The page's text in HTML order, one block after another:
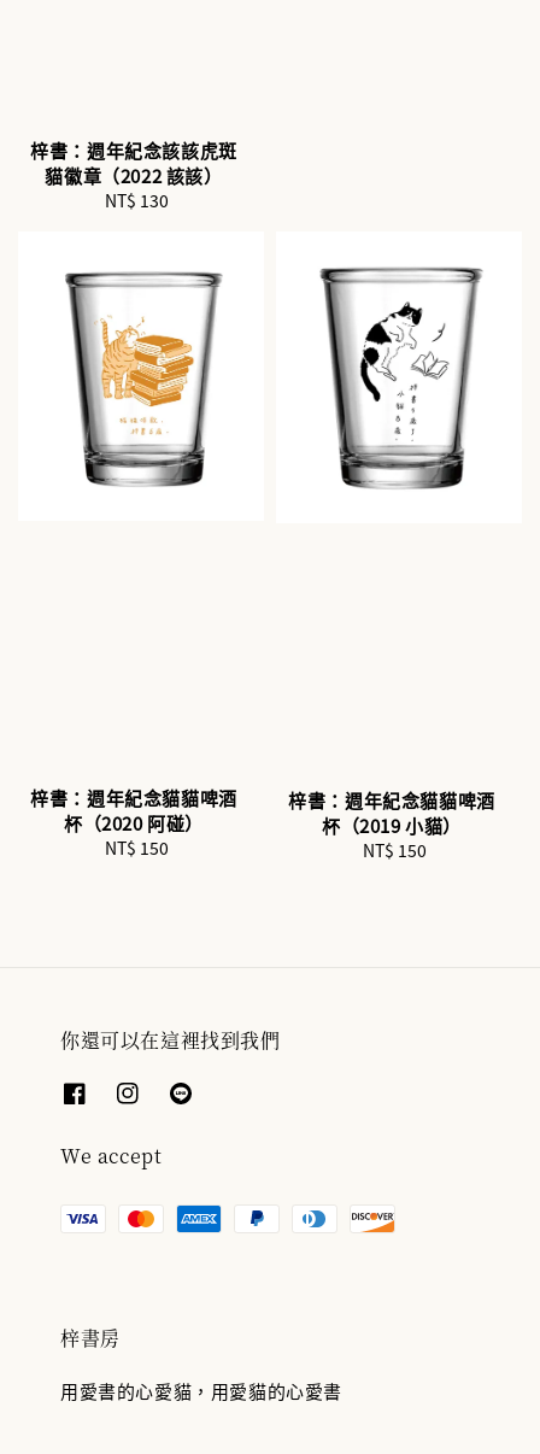
梓書：週年紀念該該虎斑
貓徽章（2022 該該）
Regular
NT$ 130
梓書：週年紀念貓貓啤酒
杯（2020 阿碰）
Regular
NT$ 150
梓書：週年紀念貓貓啤酒
杯（2019 小貓）
Regular
NT$ 150
你還可以在這裡找到我們
We accept
梓書房
用愛書的心愛貓，用愛貓的心愛書